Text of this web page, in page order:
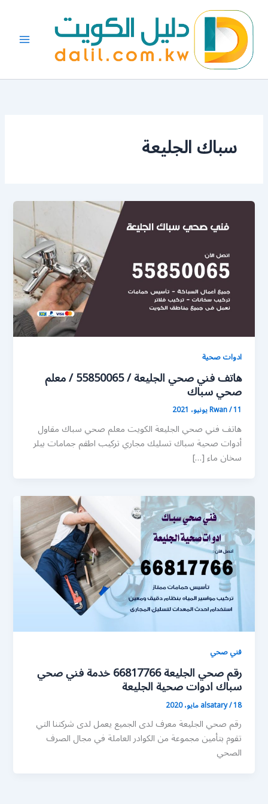
المحتوى
سباك الجليعة
ادوات صحية
هاتف فني صحي الجليعة / 55850065 / معلم
صحي سباك
Rwan/11 يونيو، 2021
هاتف فني صحي الجليعة الكويت معلم صحي سباك مقاول
أدوات صحية سباك تسليك مجاري تركيب اطقم جمامات بيلر
سخان ماء […]
فني صحي
رقم صحي الجليعة 66817766 خدمة فني صحي
سباك ادوات صحية الجليعة
alsatary/18 مايو، 2020
رقم صحي الجليعة معرف لدى الجميع يعمل لدى شركتنا التي
تقوم بتأمين مجموعة من الكوادر العاملة في مجال الصرف
الصحي